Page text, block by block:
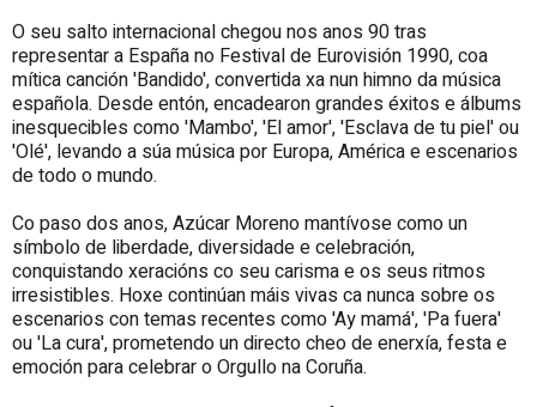
O seu salto internacional chegou nos anos 90 tras
representar a España no Festival de Eurovisión 1990, coa
mítica canción 'Bandido', convertida xa nun himno da música
española. Desde entón, encadearon grandes éxitos e álbums
inesquecibles como 'Mambo', 'El amor', 'Esclava de tu piel' ou
'Olé', levando a súa música por Europa, América e escenarios
de todo o mundo.
Co paso dos anos, Azúcar Moreno mantívose como un
símbolo de liberdade, diversidade e celebración,
conquistando xeracións co seu carisma e os seus ritmos
irresistibles. Hoxe continúan máis vivas ca nunca sobre os
escenarios con temas recentes como 'Ay mamá', 'Pa fuera'
ou 'La cura', prometendo un directo cheo de enerxía, festa e
emoción para celebrar o Orgullo na Coruña.